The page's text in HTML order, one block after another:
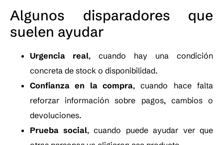
Algunos disparadores que
suelen ayudar
Urgencia real, cuando hay una condición
concreta de stock o disponibilidad.
Confianza en la compra, cuando hace falta
reforzar información sobre pagos, cambios o
devoluciones.
Prueba social, cuando puede ayudar ver que